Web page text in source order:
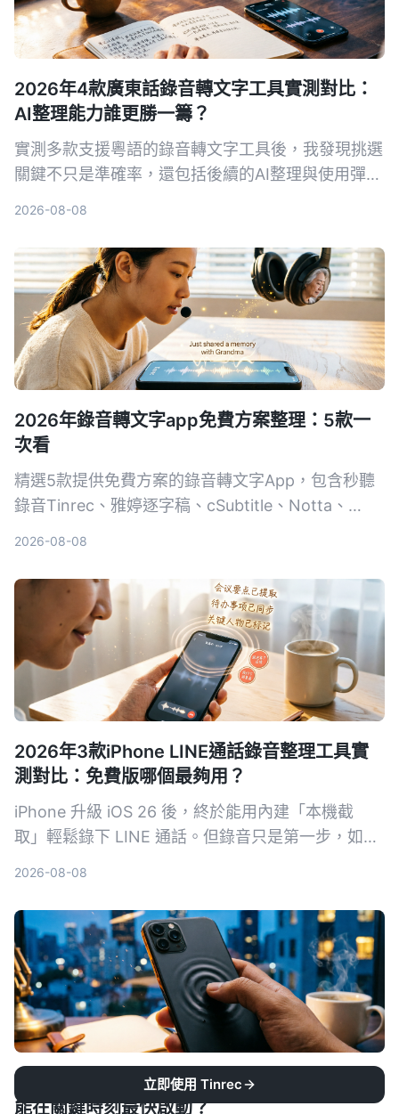
2026年4款廣東話錄音轉文字工具實測對比：
AI整理能力誰更勝一籌？
實測多款支援粵語的錄音轉文字工具後，我發現挑選
關鍵不只是準確率，還包括後續的AI整理與使用彈
2026-08-08
2026年錄音轉文字app免費方案整理：5款一
次看
精選5款提供免費方案的錄音轉文字App，包含秒聽
錄音Tinrec、雅婷逐字稿、cSubtitle、Notta、
2026-08-08
2026年3款iPhone LINE通話錄音整理工具實
測對比：免費版哪個最夠用？
iPhone 升級 iOS 26 後，終於能用內建「本機截
取」輕鬆錄下 LINE 通話。但錄音只是第一步，如何
到 AI 整理能力全面比較，幫你找到最適合的方案。
2026-08-08
2026年4款iPhone錄音快捷方式實測對比：誰
能在關鍵時刻最快啟動？
立即使用 Tinrec